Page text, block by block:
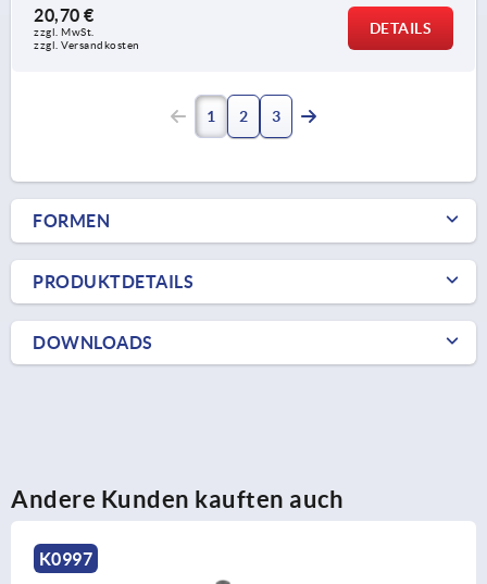
20,70 €
zzgl. MwSt.
zzgl. Versandkosten
DETAILS
1 2 3
FORMEN
PRODUKTDETAILS
DOWNLOADS
Andere Kunden kauften auch
K0997